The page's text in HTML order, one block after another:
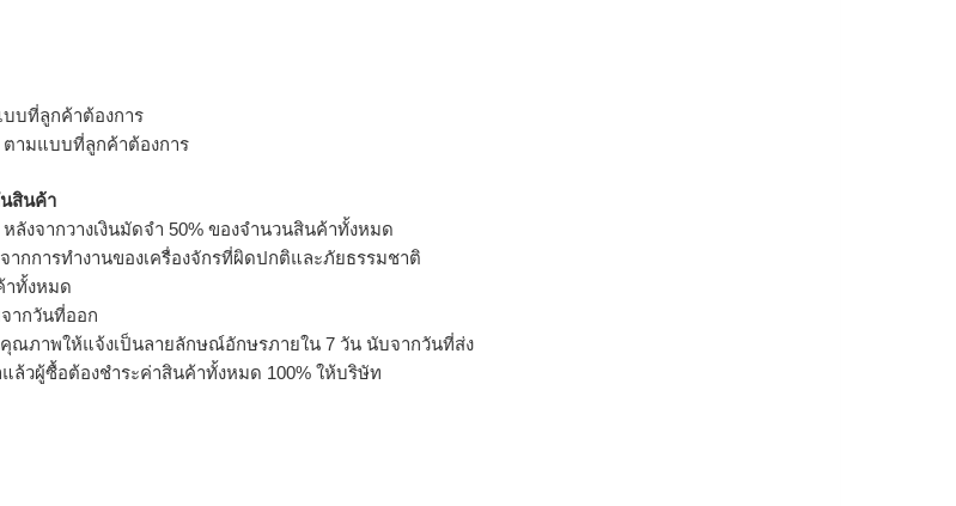
บที่ลูกค้าต้องการ
ามแบบที่ลูกค้าต้องการ
นสินค้า
หลังจากวางเงินมัดจำ 50% ของจำนวนสินค้าทั้งหมด
ากการทำงานของเครื่องจักรที่ผิดปกติและภัยธรรมชาติ
าทั้งหมด
ากวันที่ออก
ภาพให้แจ้งเป็นลายลักษณ์อักษรภายใน 7 วัน นับจากวันที่ส่ง
ล้วผู้ซื้อต้องชำระค่าสินค้าทั้งหมด 100% ให้บริษัท